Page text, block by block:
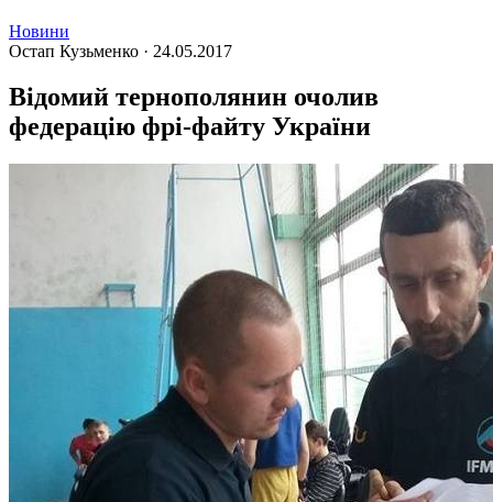
Новини
Остап Кузьменко · 24.05.2017
Відомий тернополянин очолив
федерацію фрі-файту України